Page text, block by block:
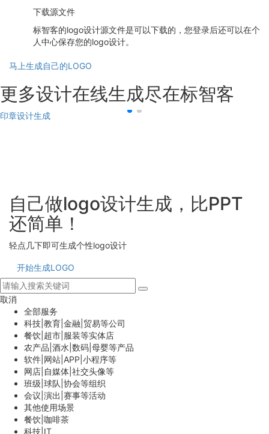
下载源文件
标智客的logo设计源文件是可以下载的，您登录后还可以在个
人中心保存您的logo设计。
马上生成自己的LOGO
更多设计在线生成尽在标智客
印章设计生成
自己做logo设计生成，比PPT
还简单！
轻点几下即可生成个性logo设计
开始生成LOGO
取消
全部服务
科技|教育|金融|贸易等公司
餐饮|超市|服装等实体店
农产品|酒水|数码|母婴等产品
软件|网站|APP|小程序等
网店|自媒体|社交头像等
班级|球队|协会等组织
会议|演出|赛事等活动
其他使用场景
餐饮|咖啡茶
科技|IT